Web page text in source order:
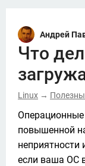
Андрей
Что
Linux →
повышенной
неприятности
если ваша ОС